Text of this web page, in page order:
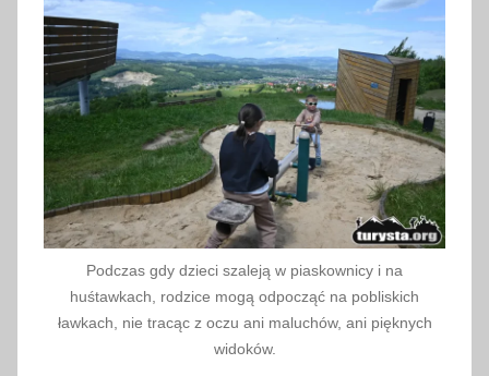
Podczas gdy dzieci szaleją w piaskownicy i na
huśtawkach, rodzice mogą odpocząć na pobliskich
ławkach, nie tracąc z oczu ani maluchów, ani pięknych
widoków.